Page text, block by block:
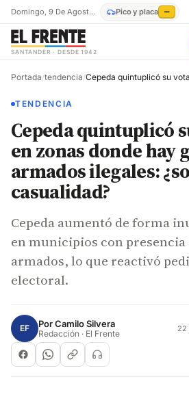
Domingo, 9 De Agosto De 2026 Pico y placa —
SANTANDER · DESDE 1942
Portada/tendencia/
TENDENCIA
Cepeda quintuplicó
en zonas donde hay
armados ilegales:
casualidad?
Cepeda aumentó de forma
en municipios con presencia
armados, lo que reactivó
electoral.
EF PorCamilo Silvera
Redacción · El Frente 22